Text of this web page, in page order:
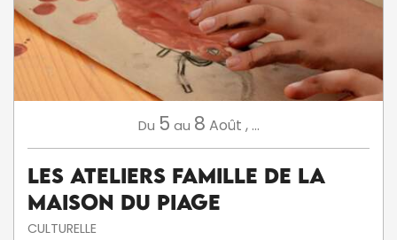
Du 5 au 8 Août , ...
Les ateliers famille de la
Maison du Piage
CULTURELLE